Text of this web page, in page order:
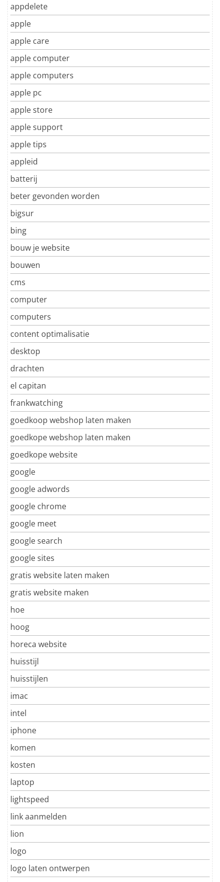
appdelete
apple
apple care
apple computer
apple computers
apple pc
apple store
apple support
apple tips
appleid
batterij
beter gevonden worden
bigsur
bing
bouw je website
bouwen
cms
computer
computers
content optimalisatie
desktop
drachten
el capitan
frankwatching
goedkoop webshop laten maken
goedkope webshop laten maken
goedkope website
google
google adwords
google chrome
google meet
google search
google sites
gratis website laten maken
gratis website maken
hoe
hoog
horeca website
huisstijl
huisstijlen
imac
intel
iphone
komen
kosten
laptop
lightspeed
link aanmelden
lion
logo
logo laten ontwerpen